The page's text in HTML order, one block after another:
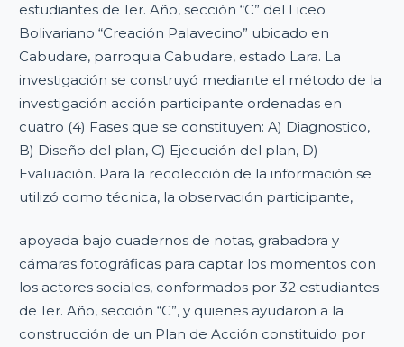
estudiantes de 1er. Año, sección “C” del Liceo
Bolivariano “Creación Palavecino” ubicado en
Cabudare, parroquia Cabudare, estado Lara. La
investigación se construyó mediante el método de la
investigación acción participante ordenadas en
cuatro (4) Fases que se constituyen: A) Diagnostico,
B) Diseño del plan, C) Ejecución del plan, D)
Evaluación. Para la recolección de la información se
utilizó como técnica, la observación participante,
apoyada bajo cuadernos de notas, grabadora y
cámaras fotográficas para captar los momentos con
los actores sociales, conformados por 32 estudiantes
de 1er. Año, sección “C”, y quienes ayudaron a la
construcción de un Plan de Acción constituido por